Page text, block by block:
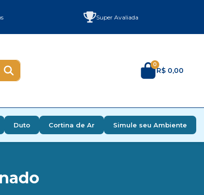
Super Avaliada
0
R$ 0,00
Duto Cortina de Ar Simule seu Ambiente